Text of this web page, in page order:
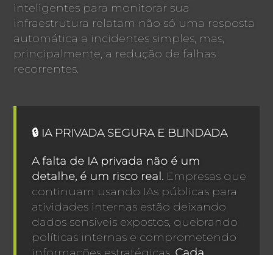
inteligentes para monitorar sua
infraestrutura relatam não só uma resposta
automática a incidentes simples, mas,
principalmente, a redução de falhas
recorrentes.
🔒 IA PRIVADA SEGURA E BLINDADA
A falta de IA privada não é um
detalhe, é um risco real. Empresas que
continuam usando IAs públicas para
atividades internas estão deixando
dados sensíveis expostos, quebrando
políticas internas e comprometendo